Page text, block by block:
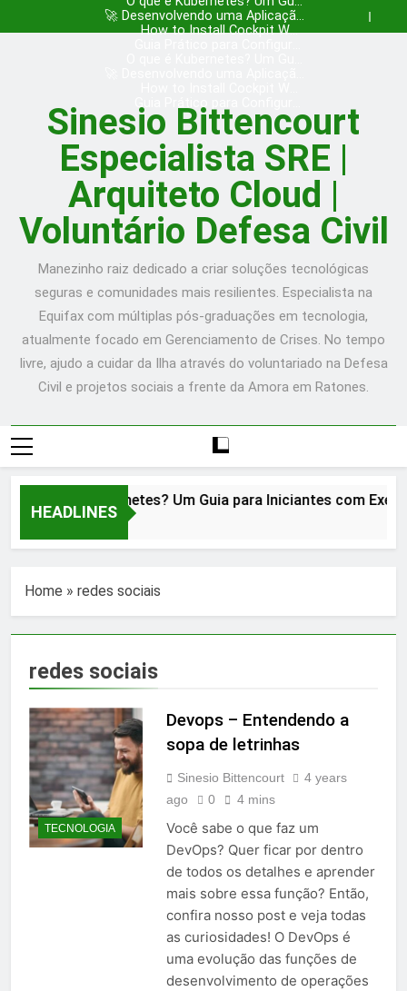
to
Post in English
para Iniciantes com Exemplos!
🚀 Desenvolvendo uma Aplicação
Completa em Go: ToDo API
How to Install Cockpit Web
– Post in English
Nginx com Certbot no Ubuntu –
Post in English
Sinesio Bittencourt
Especialista SRE |
Arquiteto Cloud |
Voluntário Defesa Civil
Manezinho raiz dedicado a criar soluções tecnológicas
seguras e comunidades mais resilientes. Especialista na
Equifax com múltiplas pós-graduações em tecnologia,
atualmente focado em Gerenciamento de Crises. No tempo
livre, ajudo a cuidar da Ilha através do voluntariado na Defesa
Civil e projetos sociais a frente da Amora em Ratones.
HEADLINES
O que é Kubernetes? Um Guia para Iniciantes com
Home » redes sociais
redes sociais
TECNOLOGIA
Devops – Entendendo a
sopa de letrinhas
Sinesio Bittencourt
4 years
ago
0 4 mins
Você sabe o que faz um
DevOps? Quer ficar por dentro
de todos os detalhes e aprender
mais sobre essa função? Então,
confira nosso post e veja todas
as curiosidades! O DevOps é
uma evolução das funções de
desenvolvimento de operações